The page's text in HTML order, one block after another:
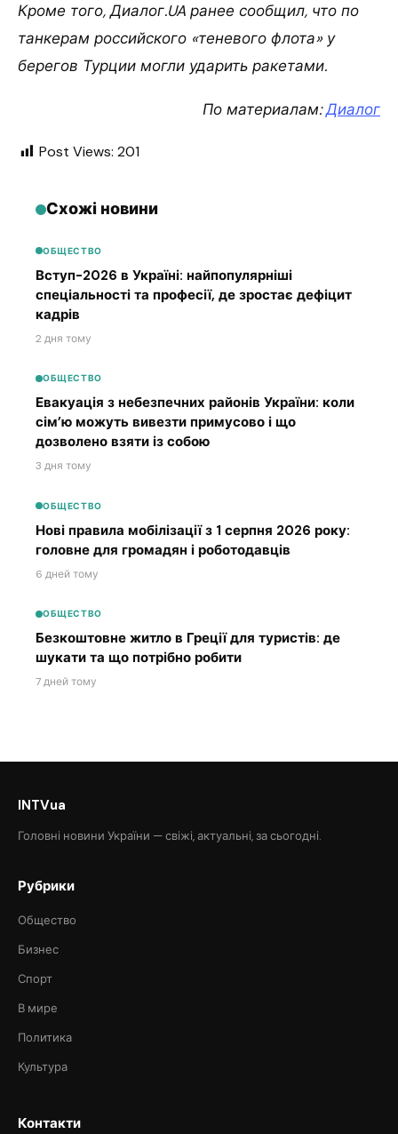
Кроме того, Диалог.UA ранее сообщил, что по
танкерам российского «теневого флота» у
берегов Турции могли ударить ракетами.
По материалам:Диалог
Post Views: 201
Схожі новини
ОБЩЕСТВО
Вступ-2026 в Україні: найпопулярніші
спеціальності та професії, де зростає дефіцит
кадрів
2 дня тому
ОБЩЕСТВО
Евакуація з небезпечних районів України: коли
сім’ю можуть вивезти примусово і що
дозволено взяти із собою
3 дня тому
ОБЩЕСТВО
Нові правила мобілізації з 1 серпня 2026 року:
головне для громадян і роботодавців
6 дней тому
ОБЩЕСТВО
Безкоштовне житло в Греції для туристів: де
шукати та що потрібно робити
7 дней тому
INTVua
Головні новини України — свіжі, актуальні, за сьогодні.
Рубрики
Общество
Бизнес
Спорт
В мире
Политика
Культура
Контакти